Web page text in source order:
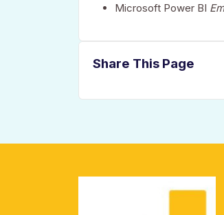
Microsoft Power BI
Share This Page